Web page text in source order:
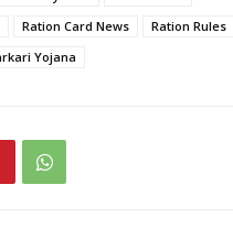
Ration Card News
Ration Rules
Yojana